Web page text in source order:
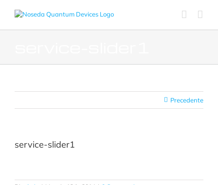
Precedente
service-slider1